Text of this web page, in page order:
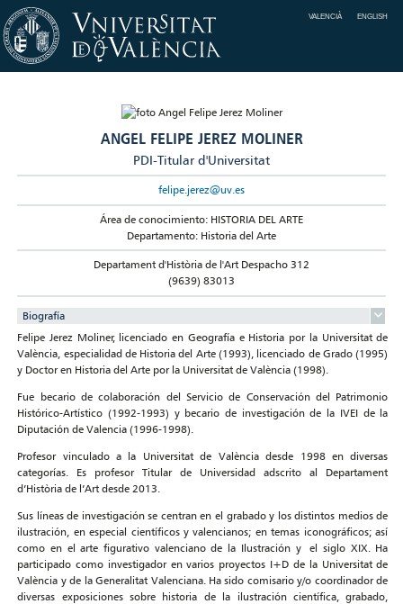
VALENCIÀ ENGLISH
ANGEL FELIPE JEREZ MOLINER
PDI-Titular d'Universitat
felipe.jerez@uv.es
Área de conocimiento: HISTORIA DEL ARTE
Departamento: Historia del Arte
Departament d'Història de l'Art Despacho 312
(9639) 83013
Biografía
Felipe Jerez Moliner, licenciado en Geografía e Historia por la Universitat de
València, especialidad de Historia del Arte (1993), licenciado de Grado (1995)
y Doctor en Historia del Arte por la Universitat de València (1998).
Fue becario de colaboración del Servicio de Conservación del Patrimonio
Histórico-Artístico (1992-1993) y becario de investigación de la IVEI de la
Diputación de Valencia (1996-1998).
Profesor vinculado a la Universitat de València desde 1998 en diversas
categorías. Es profesor Titular de Universidad adscrito al Departament
d’Història de l’Art desde 2013.
Sus líneas de investigación se centran en el grabado y los distintos medios de
ilustración, en especial científicos y valencianos; en temas iconográficos; así
como en el arte figurativo valenciano de la Ilustración y el siglo XIX. Ha
participado como investigador en varios proyectos I+D de la Universitat de
València y de la Generalitat Valenciana. Ha sido comisario y/o coordinador de
diversas exposiciones sobre historia de la ilustración científica, grabado,